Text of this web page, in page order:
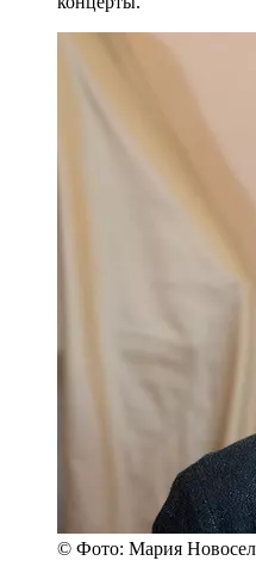
© Фото: Мария